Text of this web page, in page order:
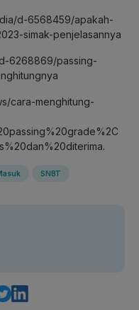
d-6568459/apakah-
simak-penjelasannya
6268869/passing-
cara-menghitung-
.
SNBT